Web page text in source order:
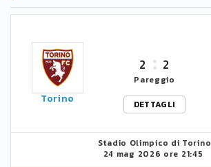
Torino
2 2
Pareggio
DETTAGLI
Stadio Olimpico di Torino
24 mag 2026 ore 21:45